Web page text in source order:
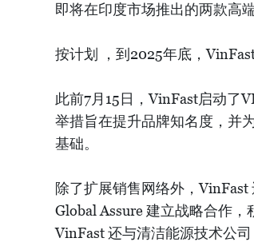
即将在印度市场推出的两款高
按计划 ，到2025年底，
此前7月15日，VinFast启动了
举措旨在提升品牌知名度，并
基础。
除了扩展销售网络外，
Global Assure 建立战略合作，
VinFast 还与清洁能源技术公